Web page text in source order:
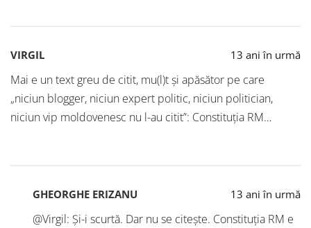
VIRGIL 13 ani în urmă
Mai e un text greu de citit, mu(l)t şi apăsător pe care
„niciun blogger, niciun expert politic, niciun politician,
niciun vip moldovenesc nu l-au citit”: Constituţia RM…
GHEORGHE ERIZANU 13 ani în urmă
@Virgil: Și-i scurtă. Dar nu se citește. Constituția RM e